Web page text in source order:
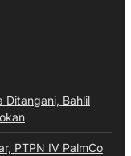
Ditangani, Bahlil
PTPN IV PalmCo